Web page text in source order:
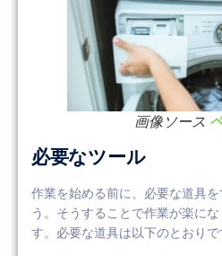
画像ソース
必要なツール
作業を始める前に、必要な道具
う。そうすることで作業が楽に
す。必要な道具は以下のとおりで